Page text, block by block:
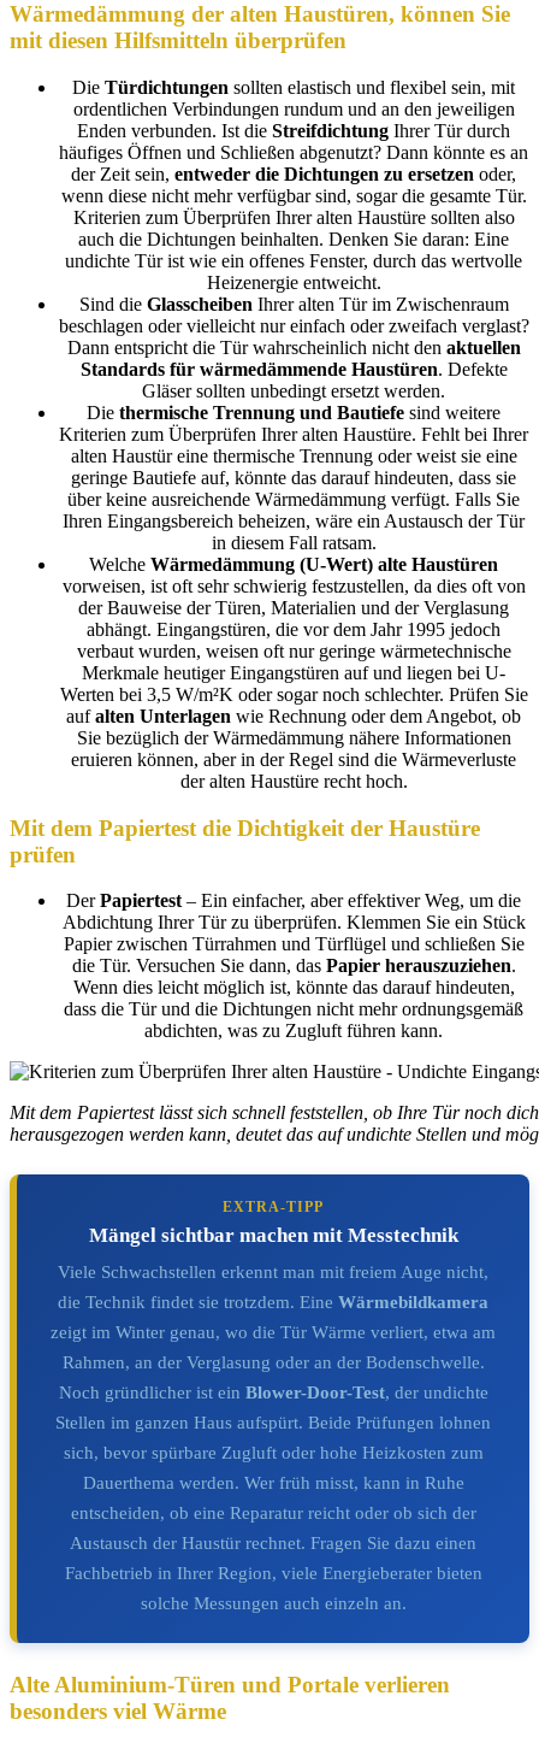
Wärmedämmung der alten Haustüren, können Sie
mit diesen Hilfsmitteln überprüfen
Die Türdichtungen sollten elastisch und flexibel sein, mit
ordentlichen Verbindungen rundum und an den jeweiligen
Enden verbunden. Ist die Streifdichtung Ihrer Tür durch
häufiges Öffnen und Schließen abgenutzt? Dann könnte es an
der Zeit sein, entweder die Dichtungen zu ersetzen oder,
wenn diese nicht mehr verfügbar sind, sogar die gesamte Tür.
Kriterien zum Überprüfen Ihrer alten Haustüre sollten also
auch die Dichtungen beinhalten. Denken Sie daran: Eine
undichte Tür ist wie ein offenes Fenster, durch das wertvolle
Heizenergie entweicht.
Sind die Glasscheiben Ihrer alten Tür im Zwischenraum
beschlagen oder vielleicht nur einfach oder zweifach verglast?
Dann entspricht die Tür wahrscheinlich nicht den aktuellen
Standards für wärmedämmende Haustüren. Defekte
Gläser sollten unbedingt ersetzt werden.
Die thermische Trennung und Bautiefe sind weitere
Kriterien zum Überprüfen Ihrer alten Haustüre. Fehlt bei Ihrer
alten Haustür eine thermische Trennung oder weist sie eine
geringe Bautiefe auf, könnte das darauf hindeuten, dass sie
über keine ausreichende Wärmedämmung verfügt. Falls Sie
Ihren Eingangsbereich beheizen, wäre ein Austausch der Tür
in diesem Fall ratsam.
Welche Wärmedämmung (U-Wert) alte Haustüren
vorweisen, ist oft sehr schwierig festzustellen, da dies oft von
der Bauweise der Türen, Materialien und der Verglasung
abhängt. Eingangstüren, die vor dem Jahr 1995 jedoch
verbaut wurden, weisen oft nur geringe wärmetechnische
Merkmale heutiger Eingangstüren auf und liegen bei U-
Werten bei 3,5 W/m²K oder sogar noch schlechter. Prüfen Sie
aufalten Unterlagen wie Rechnung oder dem Angebot, ob
Sie bezüglich der Wärmedämmung nähere Informationen
eruieren können, aber in der Regel sind die Wärmeverluste
der alten Haustüre recht hoch.
Mit dem Papiertest die Dichtigkeit der Haustüre
prüfen
DerPapiertest – Ein einfacher, aber effektiver Weg, um die
Abdichtung Ihrer Tür zu überprüfen. Klemmen Sie ein Stück
Papier zwischen Türrahmen und Türflügel und schließen Sie
die Tür. Versuchen Sie dann, das Papier herauszuziehen.
Wenn dies leicht möglich ist, könnte das darauf hindeuten,
dass die Tür und die Dichtungen nicht mehr ordnungsgemäß
abdichten, was zu Zugluft führen kann.
Mit dem Papiertest lässt sich schnell feststellen, ob Ihre Tür noch
herausgezogen werden kann, deutet das auf undichte Stellen und
EXTRA-TIPP
Mängel sichtbar machen mit Messtechnik
Viele Schwachstellen erkennt man mit freiem Auge nicht,
die Technik findet sie trotzdem. Eine Wärmebildkamera
zeigt im Winter genau, wo die Tür Wärme verliert, etwa am
Rahmen, an der Verglasung oder an der Bodenschwelle.
Noch gründlicher ist ein Blower-Door-Test, der undichte
Stellen im ganzen Haus aufspürt. Beide Prüfungen lohnen
sich, bevor spürbare Zugluft oder hohe Heizkosten zum
Dauerthema werden. Wer früh misst, kann in Ruhe
entscheiden, ob eine Reparatur reicht oder ob sich der
Austausch der Haustür rechnet. Fragen Sie dazu einen
Fachbetrieb in Ihrer Region, viele Energieberater bieten
solche Messungen auch einzeln an.
Alte Aluminium-Türen und Portale verlieren
besonders viel Wärme